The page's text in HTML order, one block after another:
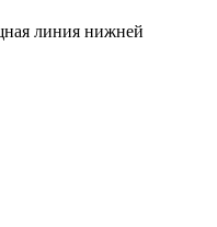
линия нижней